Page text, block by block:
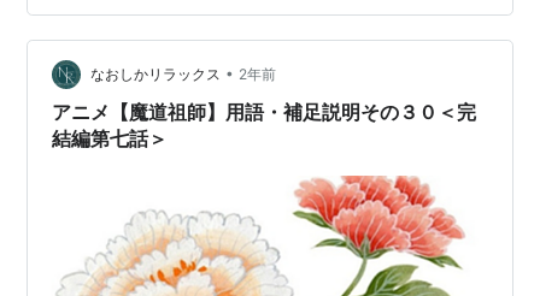
をつけたのだろう。ふと藍忘機に目を向け、姑蘇藍氏の
人々は身なりがだらしない者を好まないことを思い出
し、必死でどうにか髪を撫でつけた。 温寧はこれまでず
っと魏無羨の後を追っていた。魏無羨以外の人と会うの
が怖いのだ。以前なら彼にもまだ帰る場…
なおしかリラックス • 2年前
アニメ【魔道祖師】用語・補足説明その３０＜完
結編第七話＞